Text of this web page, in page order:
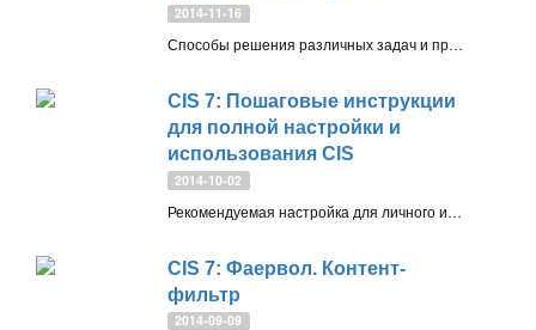
2014-11-16
Способы решения различных задач и проблем, связанных с проактивной защитой Comodo Internet Security 7: Autosandbox и HIPS
CIS 7: Пошаговые инструкции
для полной настройки и
использования CIS
2014-10-02
Рекомендуемая настройка для личного использования и для работы ограниченного пользователя. Как итог, приведем примерные варианты конфигурации для 7-й версии CIS на Windows 7
CIS 7: Фаервол. Контент-
фильтр
2014-09-09